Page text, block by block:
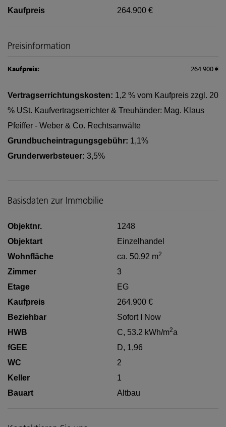
Kaufpreis
264.900 €
Preisinformation
Kaufpreis: 264.900 €
Vertragserrichtungskosten: 1,2 % vom Kaufpreis zzgl. 20
% USt. Kaufvertragserrichter & Treuhänder: Mag. Klaus
Pfeiffer - Weber & Co. Rechtsanwälte
Grundbucheintragungsgebühr: 1,1%
Grunderwerbsteuer: 3,5%
Basisdaten zur Immobilie
Objektnr.
1248
Objektart
Einzelhandel
Wohnfläche
ca. 50,92 m2
Zimmer
3
Etage
EG
Kaufpreis
264.900 €
Beziehbar
Sofort I Now
HWB
C, 53.2 kWh/m2a
fGEE
D, 1,96
WC
2
Keller
1
Bauart
Altbau